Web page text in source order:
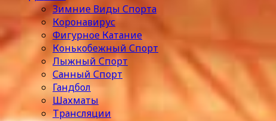
Зимние Виды Спорта
Коронавирус
Фигурное Катание
Конькобежный Спорт
Лыжный Спорт
Санный Спорт
Гандбол
Шахматы
Трансляции